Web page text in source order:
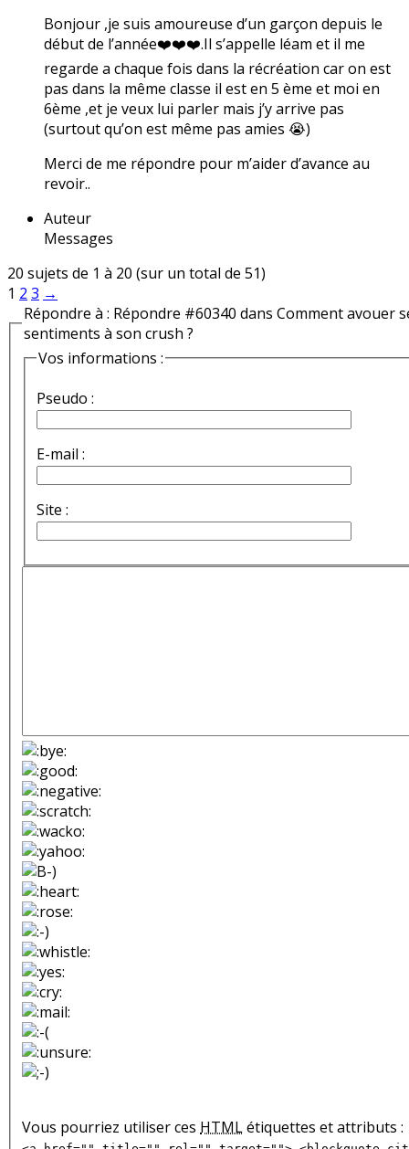
Bonjour ,je suis amoureuse d’un garçon depuis le
début de l’année❤️❤️❤️.Il s’appelle léam et il me
regarde a chaque fois dans la récréation car on est
pas dans la même classe il est en 5 ème et moi en
6ème ,et je veux lui parler mais j’y arrive pas
(surtout qu’on est même pas amies 😭)
Merci de me répondre pour m’aider d’avance au
revoir..
Auteur
Messages
20 sujets de 1 à 20 (sur un total de 51)
1 2 3 →
Répondre à : Répondre #60340 dans Comment avouer
sentiments à son crush ?
Vos informations :
Pseudo :
E-mail :
Site :
Vous pourriez utiliser ces HTMLétiquettes et attributs :